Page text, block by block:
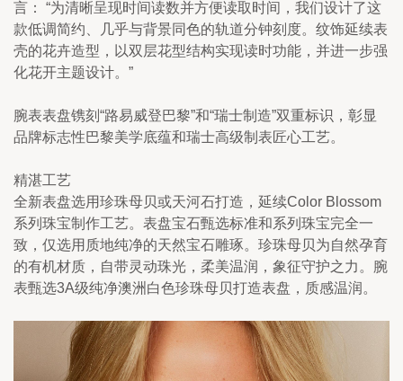
言： “为清晰呈现时间读数并方便读取时间，我们设计了这
款低调简约、几乎与背景同色的轨道分钟刻度。纹饰延续表
壳的花卉造型，以双层花型结构实现读时功能，并进一步强
化花开主题设计。”
腕表表盘镌刻“路易威登巴黎”和“瑞士制造”双重标识，彰显
品牌标志性巴黎美学底蕴和瑞士高级制表匠心工艺。
精湛工艺
全新表盘选用珍珠母贝或天河石打造，延续Color Blossom
系列珠宝制作工艺。表盘宝石甄选标准和系列珠宝完全一
致，仅选用质地纯净的天然宝石雕琢。珍珠母贝为自然孕育
的有机材质，自带灵动珠光，柔美温润，象征守护之力。腕
表甄选3A级纯净澳洲白色珍珠母贝打造表盘，质感温润。